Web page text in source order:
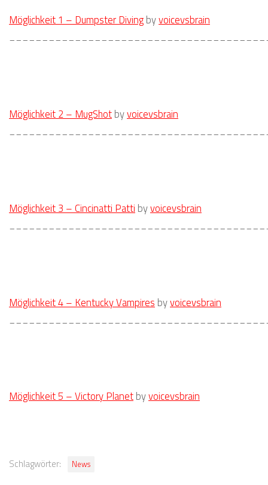
Möglichkeit 1 – Dumpster Diving byvoicevsbrain
Möglichkeit 2 – MugShot byvoicevsbrain
Möglichkeit 3 – Cincinatti Patti byvoicevsbrain
Möglichkeit 4 – Kentucky Vampires byvoicevsbrain
Möglichkeit 5 – Victory Planet byvoicevsbrain
Schlagwörter: News